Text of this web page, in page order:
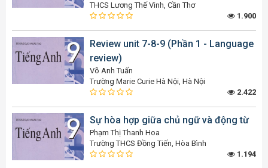
THCS Lương Thế Vinh, Cần Thơ
1.900
Review unit 7-8-9 (Phần 1 - Language
review)
Võ Anh Tuấn
Trường Marie Curie Hà Nội, Hà Nội
2.422
Sự hòa hợp giữa chủ ngữ và động từ
Phạm Thị Thanh Hoa
Trường THCS Đồng Tiến, Hòa Bình
1.194